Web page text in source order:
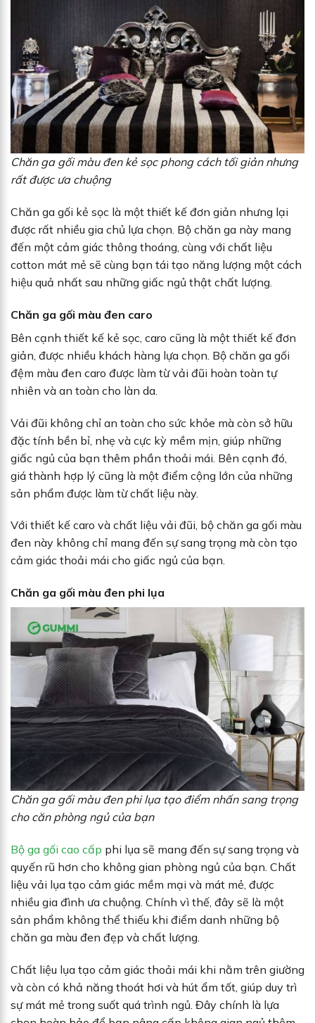
Chăn ga gối màu đen kẻ sọc phong cách tối giản nhưng
rất được ưa chuộng
Chăn ga gối kẻ sọc là một thiết kế đơn giản nhưng lại
được rất nhiều gia chủ lựa chọn. Bộ chăn ga này mang
đến một cảm giác thông thoáng, cùng với chất liệu
cotton mát mẻ sẽ cùng bạn tái tạo năng lượng một cách
hiệu quả nhất sau những giấc ngủ thật chất lượng.
Chăn ga gối màu đen caro
Bên cạnh thiết kế kẻ sọc, caro cũng là một thiết kế đơn
giản, được nhiều khách hàng lựa chọn. Bộ chăn ga gối
đệm màu đen caro được làm từ vải đũi hoàn toàn tự
nhiên và an toàn cho làn da.
Vải đũi không chỉ an toàn cho sức khỏe mà còn sở hữu
đặc tính bền bỉ, nhẹ và cực kỳ mềm mịn, giúp những
giấc ngủ của bạn thêm phần thoải mái. Bên cạnh đó,
giá thành hợp lý cũng là một điểm cộng lớn của những
sản phẩm được làm từ chất liệu này.
Với thiết kế caro và chất liệu vải đũi, bộ chăn ga gối màu
đen này không chỉ mang đến sự sang trọng mà còn tạo
cảm giác thoải mái cho giấc ngủ của bạn.
Chăn ga gối màu đen phi lụa
Chăn ga gối màu đen phi lụa tạo điểm nhấn sang trọng
cho căn phòng ngủ của bạn
Bộ ga gối cao cấp phi lụa sẽ mang đến sự sang trọng và
quyến rũ hơn cho không gian phòng ngủ của bạn. Chất
liệu vải lụa tạo cảm giác mềm mại và mát mẻ, được
nhiều gia đình ưa chuộng. Chính vì thế, đây sẽ là một
sản phẩm không thể thiếu khi điểm danh những bộ
chăn ga màu đen đẹp và chất lượng.
Chất liệu lụa tạo cảm giác thoải mái khi nằm trên giường
và còn có khả năng thoát hơi và hút ẩm tốt, giúp duy trì
sự mát mẻ trong suốt quá trình ngủ. Đây chính là lựa